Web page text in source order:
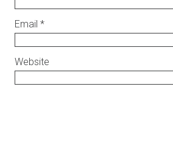
Email *
Website